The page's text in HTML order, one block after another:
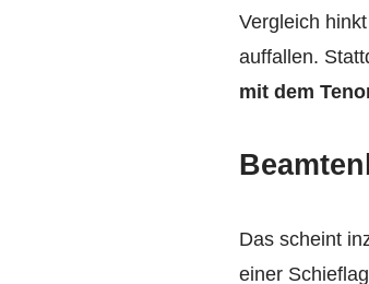
Vergleich
auffallen.
mit dem
Das scheint
einer